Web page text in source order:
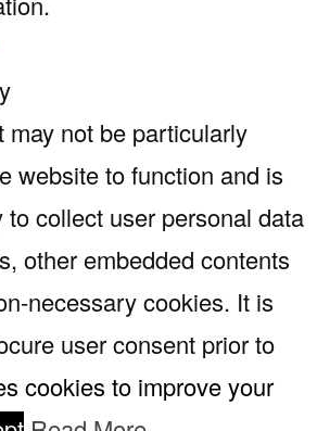
cookies to improve your
may not be particularly
website to function and is
collect user personal data
other embedded contents
necessary cookies. It is
user consent prior to
on your website.